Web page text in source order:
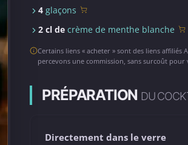
4glaçons
2 cl decrème de menthe blanche
Certains liens « acheter » sont des liens affiliés
percevons une commission, sans surcoût pour
PRÉPARATION DU
Directement dans le verre